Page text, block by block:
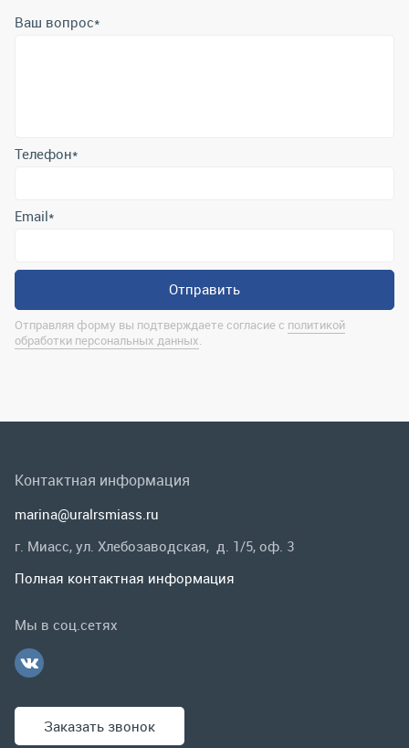
Ваш вопрос*
Отправляя форму вы подтверждаете согласие с
Спецпредложения
Гарантии и возврат
Контактная информация
marina@uralrsmiass.ru
Заказать звонок